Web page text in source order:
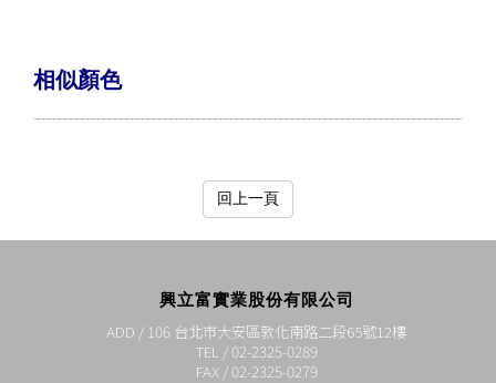
相似顏色
回上一頁
興立富實業股份有限公司
ADD / 106 台北市大安區敦化南路二段65號12樓
TEL / 02-2325-0289
FAX / 02-2325-0279